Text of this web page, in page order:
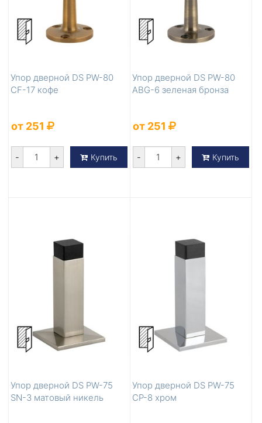
Упор дверной DS PW-80
CF-17 кофе
от 251
- + Купить
Упор дверной DS PW-80
ABG-6 зеленая бронза
от 251
- + Купить
Упор дверной DS PW-75
SN-3 матовый никель
Упор дверной DS PW-75
CP-8 хром